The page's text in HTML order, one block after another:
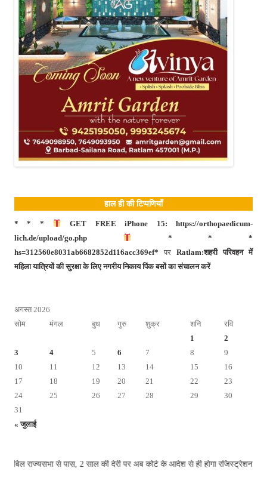
हाल ही की टिप्पणियाँ
* * *
GET FREE iPhone 15: https://orthopaedicum-
lich.de/upload/go.php
* * *
hs=312560e8031ab6682852d116acc369ef* पर Ratlam:शहरी परिवहन में
महिला यात्रियों की सुरक्षा के लिए नगरीय निकाय पिंक बसों का संचालन करें
अगस्त 2026
सोम
मंगल बुध गुरु शुक्र शनि रवि
« जुलाई
1
2
3
4 5 6 7 8
9
10
11 12 13 14 15
16
17
18 19 20 21 22
23
24
25 26 27 28 29
30
31
से पास, 2 साल की देरी पर अब कोर्ट के आदेश से ही होगा रजिस्ट्रेशन chief editor